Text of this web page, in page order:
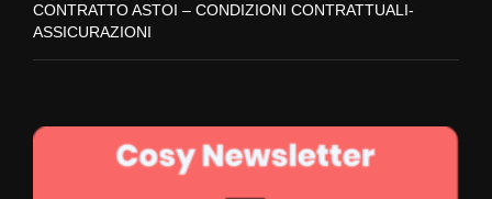
CONTRATTO ASTOI – CONDIZIONI CONTRATTUALI-
ASSICURAZIONI